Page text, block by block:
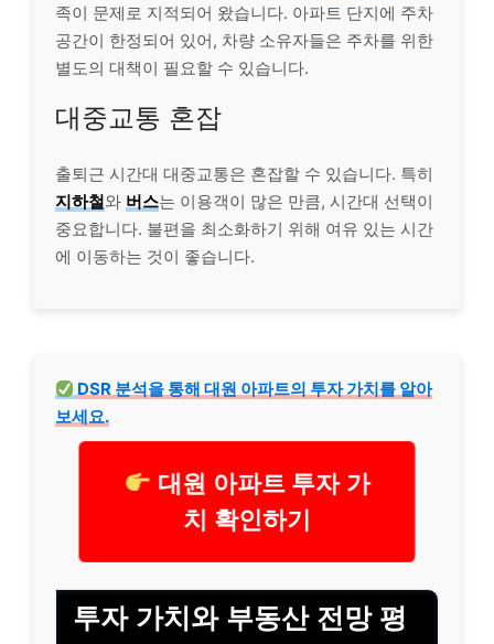
족이 문제로 지적되어 왔습니다. 아파트 단지에 주차
공간이 한정되어 있어, 차량 소유자들은 주차를 위한
별도의 대책이 필요할 수 있습니다.
대중교통 혼잡
출퇴근 시간대 대중교통은 혼잡할 수 있습니다. 특히
지하철와 버스는 이용객이 많은 만큼, 시간대 선택이
중요합니다. 불편을 최소화하기 위해 여유 있는 시간
에 이동하는 것이 좋습니다.
DSR 분석을 통해 대원 아파트의 투자 가치를 알아
보세요.
대원 아파트 투자 가
치 확인하기
투자 가치와 부동산 전망 평